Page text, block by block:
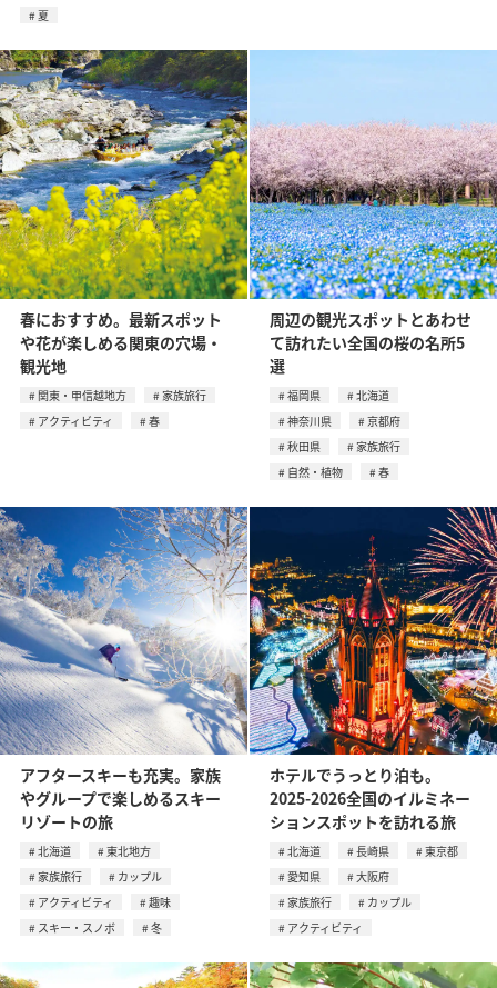
夏
春におすすめ。最新スポット
や花が楽しめる関東の穴場・
観光地
関東・甲信越地方
家族旅行
アクティビティ
春
周辺の観光スポットとあわせ
て訪れたい全国の桜の名所5
選
福岡県
北海道
神奈川県
京都府
秋田県
家族旅行
自然・植物
春
アフタースキーも充実。家族
やグループで楽しめるスキー
リゾートの旅
北海道
東北地方
家族旅行
カップル
アクティビティ
趣味
スキー・スノボ
冬
ホテルでうっとり泊も。
2025-2026全国のイルミネー
ションスポットを訪れる旅
北海道 長崎県
東京都
愛知県
大阪府
家族旅行
カップル
アクティビティ